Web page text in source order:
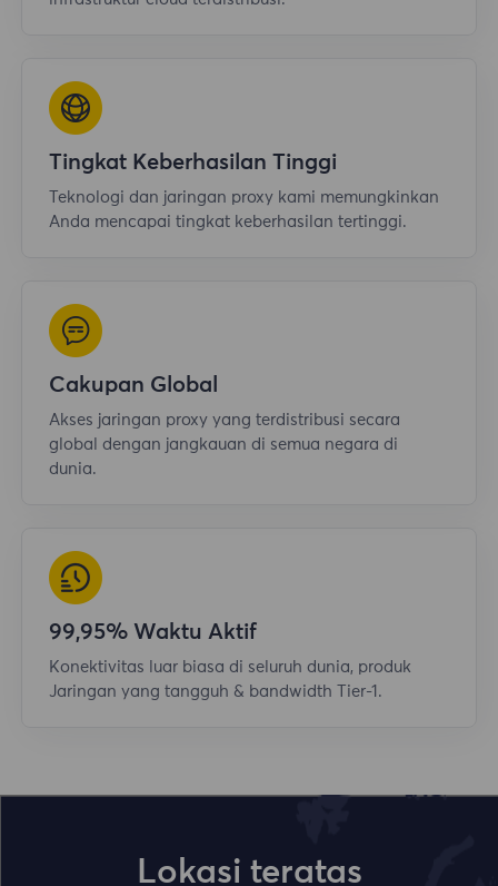
Tingkat Keberhasilan Tinggi
Teknologi dan jaringan proxy kami memungkinkan
Anda mencapai tingkat keberhasilan tertinggi.
Cakupan Global
Akses jaringan proxy yang terdistribusi secara
global dengan jangkauan di semua negara di
dunia.
99,95% Waktu Aktif
Konektivitas luar biasa di seluruh dunia, produk
Jaringan yang tangguh & bandwidth Tier-1.
Lokasi teratas